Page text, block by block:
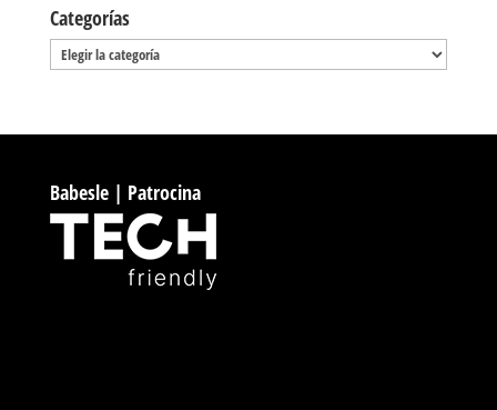
Categorías
Categorías
Babesle | Patrocina